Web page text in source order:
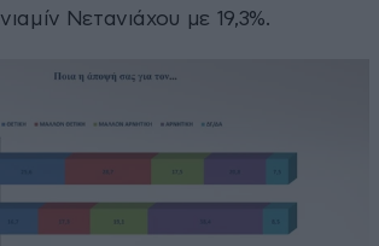
Νετανιάχου με 19,3%.